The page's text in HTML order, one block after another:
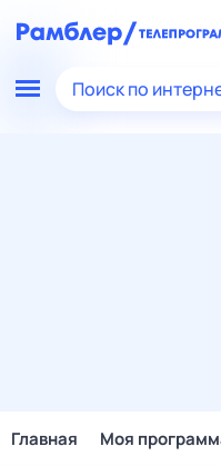
Поиск по
Главная Моя